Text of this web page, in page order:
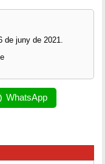
juny de 2021.
WhatsApp